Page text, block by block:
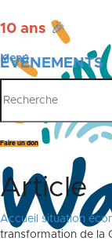
10 ans 🎉
ÉVÉNEMENTS
PUBLICATIONS
Menu
Faire un don
Article
Accueil situation
transformation de la